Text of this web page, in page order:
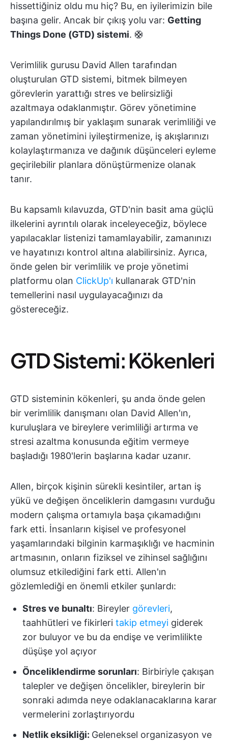
hissettiğiniz oldu mu hiç? Bu, en iyilerimizin bile
başına gelir. Ancak bir çıkış yolu var: Getting
Things Done (GTD) sistemi. 🛟
Verimlilik gurusu David Allen tarafından
oluşturulan GTD sistemi, bitmek bilmeyen
görevlerin yarattığı stres ve belirsizliği
azaltmaya odaklanmıştır. Görev yönetimine
yapılandırılmış bir yaklaşım sunarak verimliliği ve
zaman yönetimini iyileştirmenize, iş akışlarınızı
kolaylaştırmanıza ve dağınık düşünceleri eyleme
geçirilebilir planlara dönüştürmenize olanak
tanır.
Bu kapsamlı kılavuzda, GTD'nin basit ama güçlü
ilkelerini ayrıntılı olarak inceleyeceğiz, böylece
yapılacaklar listenizi tamamlayabilir, zamanınızı
ve hayatınızı kontrol altına alabilirsiniz. Ayrıca,
önde gelen bir verimlilik ve proje yönetimi
platformu olan ClickUp'ı kullanarak GTD'nin
temellerini nasıl uygulayacağınızı da
göstereceğiz.
GTD Sistemi: Kökenleri
GTD sisteminin kökenleri, şu anda önde gelen
bir verimlilik danışmanı olan David Allen'ın,
kuruluşlara ve bireylere verimliliği artırma ve
stresi azaltma konusunda eğitim vermeye
başladığı 1980'lerin başlarına kadar uzanır.
Allen, birçok kişinin sürekli kesintiler, artan iş
yükü ve değişen önceliklerin damgasını vurduğu
modern çalışma ortamıyla başa çıkamadığını
fark etti. İnsanların kişisel ve profesyonel
yaşamlarındaki bilginin karmaşıklığı ve hacminin
artmasının, onların fiziksel ve zihinsel sağlığını
olumsuz etkilediğini fark etti. Allen'ın
gözlemlediği en önemli etkiler şunlardı:
Stres ve bunaltı: Bireyler görevleri,
taahhütleri ve fikirleri takip etmeyi giderek
zor buluyor ve bu da endişe ve verimlilikte
düşüşe yol açıyor
Önceliklendirme sorunları: Birbiriyle çakışan
talepler ve değişen öncelikler, bireylerin bir
sonraki adımda neye odaklanacaklarına karar
vermelerini zorlaştırıyordu
Netlik eksikliği: Geleneksel organizasyon ve